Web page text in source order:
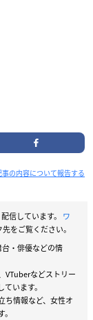
事の内容について報告する
信しています。 ワ
をご覧ください。
・俳優などの情
VTuberなどストリー
います。
ち情報など、女性オ